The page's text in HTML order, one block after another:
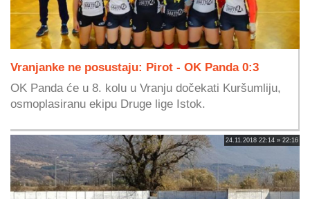
Vranjanke ne posustaju: Pirot - OK Panda 0:3
OK Panda će u 8. kolu u Vranju dočekati Kuršumliju,
osmoplasiranu ekipu Druge lige Istok.
24.11.2018 22:14 » 22:16